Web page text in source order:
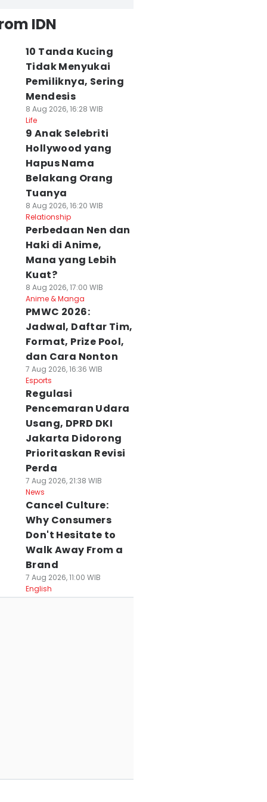
IDN
10 Tanda Kucing
Tidak Menyukai
Pemiliknya, Sering
Mendesis
8 Aug 2026, 16:28 WIB
Life
9 Anak Selebriti
Hollywood yang
Hapus Nama
Belakang Orang
Tuanya
8 Aug 2026, 16:20 WIB
Relationship
Perbedaan Nen dan
Haki di Anime,
Mana yang Lebih
Kuat?
8 Aug 2026, 17:00 WIB
Anime & Manga
PMWC 2026:
Jadwal, Daftar Tim,
Format, Prize Pool,
dan Cara Nonton
7 Aug 2026, 16:36 WIB
Esports
Regulasi
Pencemaran Udara
Usang, DPRD DKI
Jakarta Didorong
Prioritaskan Revisi
Perda
7 Aug 2026, 21:38 WIB
News
Cancel Culture:
Why Consumers
Don't Hesitate to
Walk Away From a
Brand
7 Aug 2026, 11:00 WIB
English